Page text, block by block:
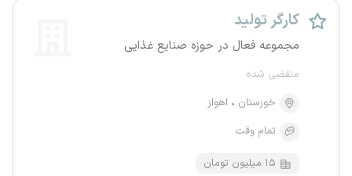
کارگر تولید
مجموعه فعال در حوزه صنایع غذایی
منقضی شده
خوزستان
اهواز
تمام وقت
۱۵ میلیون تومان